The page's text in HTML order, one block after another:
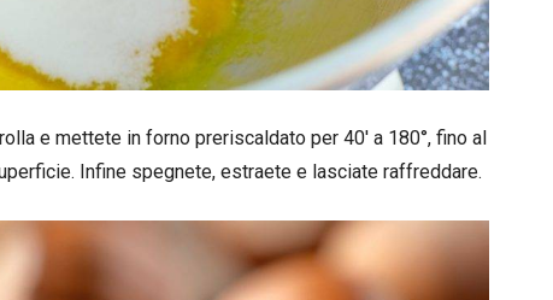
e mettete in forno preriscaldato per 40′ a 180°, fino al
Infine spegnete, estraete e lasciate raffreddare.